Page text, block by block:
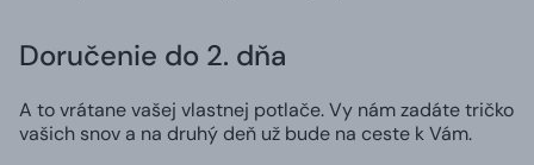
Doručenie do 2. dňa
A to vrátane vašej vlastnej potlače. Vy nám zadáte tričko
vašich snov a na druhý deň už bude na ceste k Vám.